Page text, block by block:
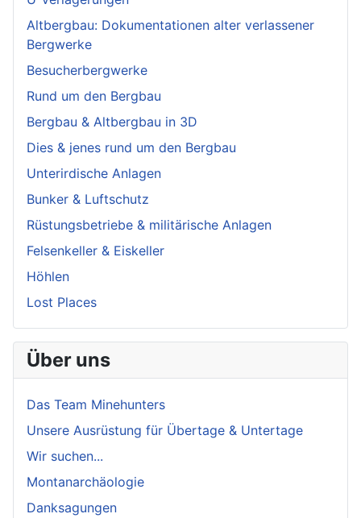
Altbergbau: Dokumentationen alter verlassener
Bergwerke
Besucherbergwerke
Rund um den Bergbau
Bergbau & Altbergbau in 3D
Dies & jenes rund um den Bergbau
Unterirdische Anlagen
Bunker & Luftschutz
Rüstungsbetriebe & militärische Anlagen
Felsenkeller & Eiskeller
Höhlen
Lost Places
Über uns
Das Team Minehunters
Unsere Ausrüstung für Übertage & Untertage
Wir suchen...
Montanarchäologie
Danksagungen